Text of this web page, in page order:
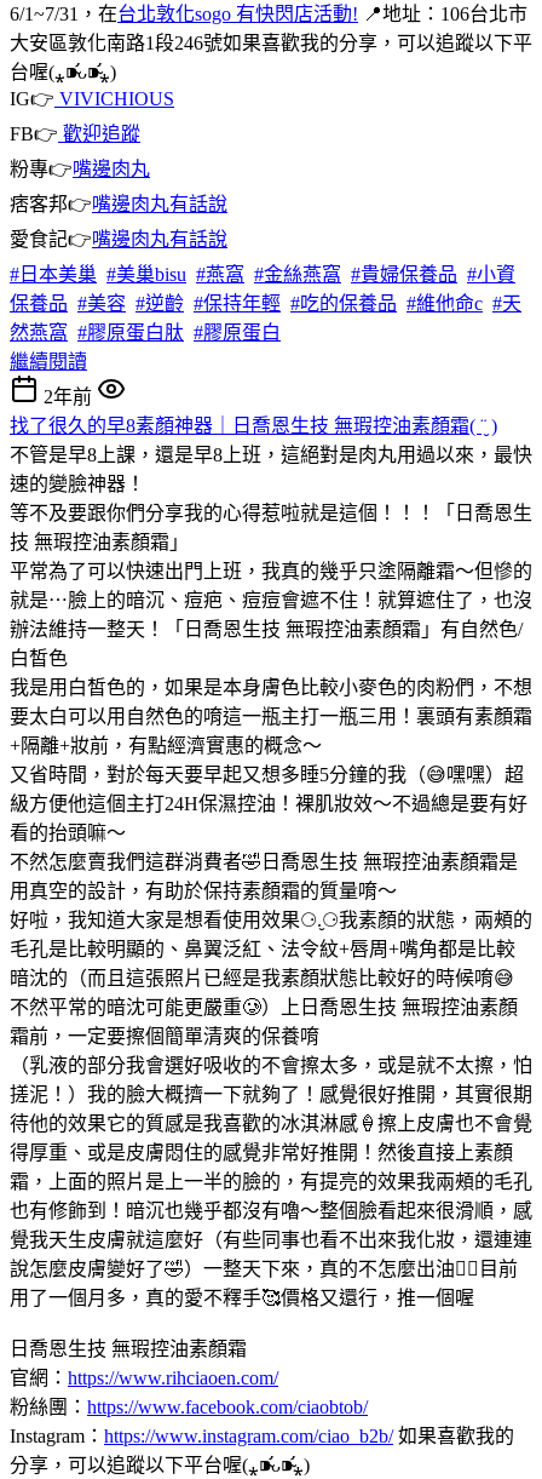
6/1~7/31，在台北敦化sogo 有快閃店活動! 📍地址：106台北市
大安區敦化南路1段246號如果喜歡我的分享，可以追蹤以下平
台喔(⁎⁍̴̛ᴗ⁍̴̛⁎)
IG👉 VIVICHIOUS
FB👉 歡迎追蹤
粉專👉嘴邊肉丸
痞客邦👉嘴邊肉丸有話說
愛食記👉嘴邊肉丸有話說
#日本美巢 #美巢bisu #燕窩 #金絲燕窩 #貴婦保養品 #小資
保養品 #美容 #逆齡 #保持年輕 #吃的保養品 #維他命c #天
然燕窩 #膠原蛋白肽 #膠原蛋白
繼續閱讀
2年前
找了很久的早8素顏神器｜日喬恩生技 無瑕控油素顏霜( ¨̮ )
不管是早8上課，還是早8上班，這絕對是肉丸用過以來，最快
速的變臉神器！
等不及要跟你們分享我的心得惹啦就是這個！！！「日喬恩生
技 無瑕控油素顏霜」
平常為了可以快速出門上班，我真的幾乎只塗隔離霜～但慘的
就是⋯臉上的暗沉、痘疤、痘痘會遮不住！就算遮住了，也沒
辦法維持一整天！
「日喬恩生技 無瑕控油素顏霜」有自然色/
白皙色
我是用白皙色的，如果是本身膚色比較小麥色的肉粉們，不想
要太白可以用自然色的唷這一瓶主打一瓶三用！裏頭有素顏霜
+隔離+妝前，有點經濟實惠的概念～
又省時間，對於每天要早起又想多睡5分鐘的我（😅嘿嘿）超
級方便他這個主打24H保濕控油！裸肌妝效～不過總是要有好
看的抬頭嘛～
不然怎麼賣我們這群消費者🤣 日喬恩生技 無瑕控油素顏霜是
用真空的設計，有助於保持素顏霜的質量唷～
好啦，我知道大家是想看使用效果⚆.̮⚆我素顏的狀態，兩頰的
毛孔是比較明顯的、鼻翼泛紅、法令紋+唇周+嘴角都是比較
暗沈的（而且這張照片已經是我素顏狀態比較好的時候唷😅
不然平常的暗沈可能更嚴重🥲）
上日喬恩生技 無瑕控油素顏
霜前，一定要擦個簡單清爽的保養唷
（乳液的部分我會選好吸收的不會擦太多，或是就不太擦，怕
搓泥！） 我的臉大概擠一下就夠了！感覺很好推開，其實很期
待他的效果它的質感是我喜歡的冰淇淋感🍦擦上皮膚也不會覺
得厚重、或是皮膚悶住的感覺非常好推開！然後直接上素顏
霜，上面的照片是上一半的臉的，有提亮的效果我兩頰的毛孔
也有修飾到！暗沉也幾乎都沒有嚕～整個臉看起來很滑順，感
覺我天生皮膚就這麼好（有些同事也看不出來我化妝，還連連
說怎麼皮膚變好了🤣）一整天下來，真的不怎麼出油👍🏻目前
用了一個月多，真的愛不釋手🥰價格又還行，推一個喔
日喬恩生技 無瑕控油素顏霜
官網： https://www.rihciaoen.com/
粉絲團： https://www.facebook.com/ciaobtob/
Instagram： https://www.instagram.com/ciao_b2b/ 如果喜歡我的
分享，可以追蹤以下平台喔(⁎⁍̴̛ᴗ⁍̴̛⁎)